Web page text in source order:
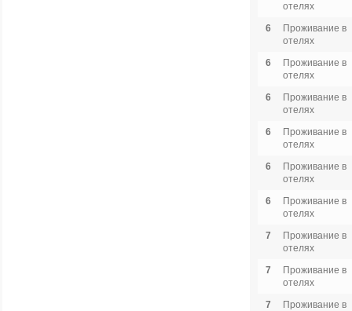
отелях
6
Проживание в
отелях
6
Проживание в
отелях
6
Проживание в
отелях
6
Проживание в
отелях
6
Проживание в
отелях
6
Проживание в
отелях
7
Проживание в
отелях
7
Проживание в
отелях
7
Проживание в